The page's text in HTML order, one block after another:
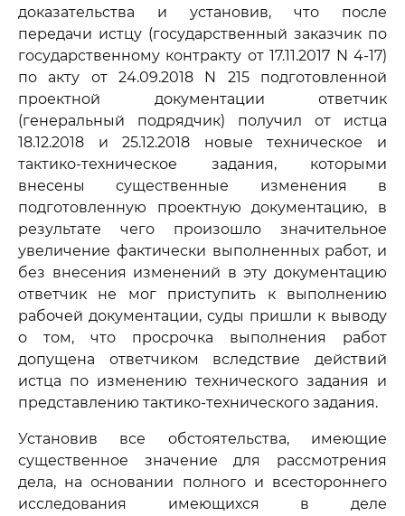
доказательства и установив, что после
передачи истцу (государственный заказчик по
государственному контракту от 17.11.2017 N 4-17)
по акту от 24.09.2018 N 215 подготовленной
проектной документации ответчик
(генеральный подрядчик) получил от истца
18.12.2018 и 25.12.2018 новые техническое и
тактико-техническое задания, которыми
внесены существенные изменения в
подготовленную проектную документацию, в
результате чего произошло значительное
увеличение фактически выполненных работ, и
без внесения изменений в эту документацию
ответчик не мог приступить к выполнению
рабочей документации, суды пришли к выводу
о том, что просрочка выполнения работ
допущена ответчиком вследствие действий
истца по изменению технического задания и
представлению тактико-технического задания.
Установив все обстоятельства, имеющие
существенное значение для рассмотрения
дела, на основании полного и всестороннего
исследования имеющихся в деле